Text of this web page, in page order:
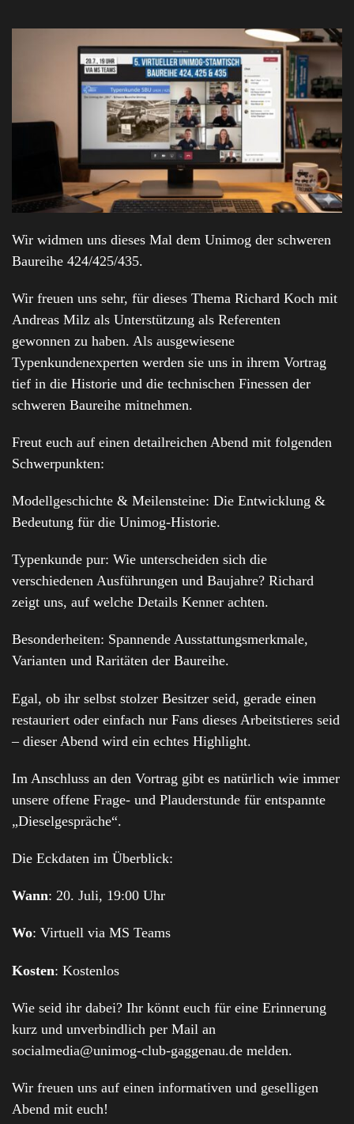
Wir widmen uns dieses Mal dem Unimog der schweren
Baureihe 424/425/435.
Wir freuen uns sehr, für dieses Thema Richard Koch mit
Andreas Milz als Unterstützung als Referenten
gewonnen zu haben. Als ausgewiesene
Typenkundenexperten werden sie uns in ihrem Vortrag
tief in die Historie und die technischen Finessen der
schweren Baureihe mitnehmen.
Freut euch auf einen detailreichen Abend mit folgenden
Schwerpunkten:
Modellgeschichte & Meilensteine: Die Entwicklung &
Bedeutung für die Unimog-Historie.
Typenkunde pur: Wie unterscheiden sich die
verschiedenen Ausführungen und Baujahre? Richard
zeigt uns, auf welche Details Kenner achten.
Besonderheiten: Spannende Ausstattungsmerkmale,
Varianten und Raritäten der Baureihe.
Egal, ob ihr selbst stolzer Besitzer seid, gerade einen
restauriert oder einfach nur Fans dieses Arbeitstieres seid
– dieser Abend wird ein echtes Highlight.
Im Anschluss an den Vortrag gibt es natürlich wie immer
unsere offene Frage- und Plauderstunde für entspannte
„Dieselgespräche“.
Die Eckdaten im Überblick:
Wann: 20. Juli, 19:00 Uhr
Wo: Virtuell via MS Teams
Kosten: Kostenlos
Wie seid ihr dabei? Ihr könnt euch für eine Erinnerung
kurz und unverbindlich per Mail an
socialmedia@unimog-club-gaggenau.de melden.
Wir freuen uns auf einen informativen und geselligen
Abend mit euch!